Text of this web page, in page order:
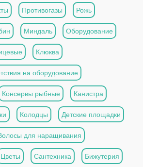
Противогазы Рожь
Миндаль Оборудование
Клюква
на оборудование
Консервы рыбные Канистра
Колодцы Детские площадки
для наращивания
Цветы Сантехника Бижутерия